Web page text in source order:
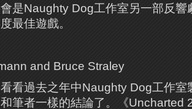
是Naughty Dog工作室另一部反響
最佳遊戲。
and Bruce Straley
看過去之年中Naughty Dog工作室
筆者一樣的結論了。《Uncharted